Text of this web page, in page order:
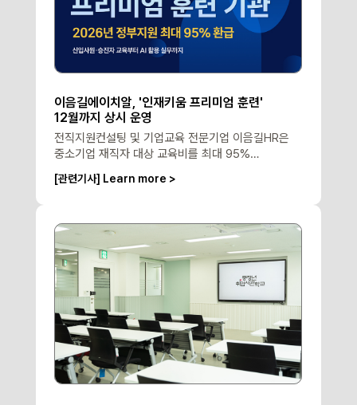
이음길에이치알, '인재키움 프리미엄 훈련'
12월까지 상시 운영
전직지원컨설팅 및 기업교육 전문기업 이음길HR은
중소기업 재직자 대상 교육비를 최대 95%
환급해주는 ‘중소기업 인재키움 프리미엄 훈련’을 오는
12월까지 연중 상시 운영한다고 12일 밝혔다.
[관련기사] Learn more >